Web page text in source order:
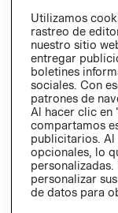
Utilizamos
rastreo de
nuestro sitio
entregar
boletines
sociales. Con
patrones de
Al hacer clic en
compartamos
publicitarios. Al
opcionales, lo
personalizar
de datos para